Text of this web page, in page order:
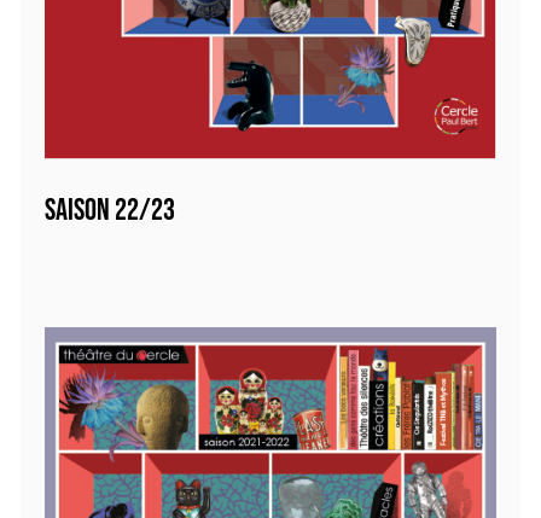
SAISON 22/23